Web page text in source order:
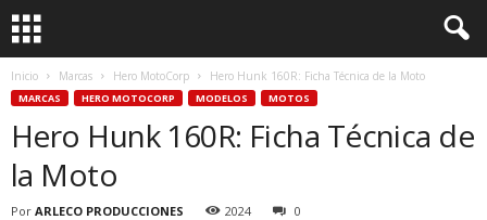
Inicio Marcas Hero MotoCorp Hero Hunk 160R: Ficha Técnica de la Moto
MARCAS HERO MOTOCORP MODELOS MOTOS
Hero Hunk 160R: Ficha Técnica de
la Moto
Por ARLECO PRODUCCIONES 2024 0